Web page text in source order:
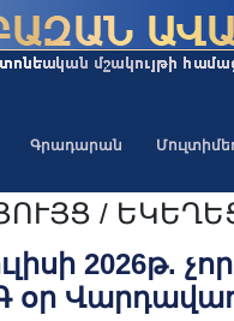
Գրադարան
/
2026թ.
օր